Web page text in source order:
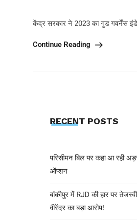
केंद्र सरकार ने 2023 का गुड गवर्नेंस
Continue Reading
RECENT POSTS
परिसीमन बिल पर कहा आ रही
ऑप्शन
बांकीपुर में RJD की हार पर
वीरेंदर का बड़ा आरोप!